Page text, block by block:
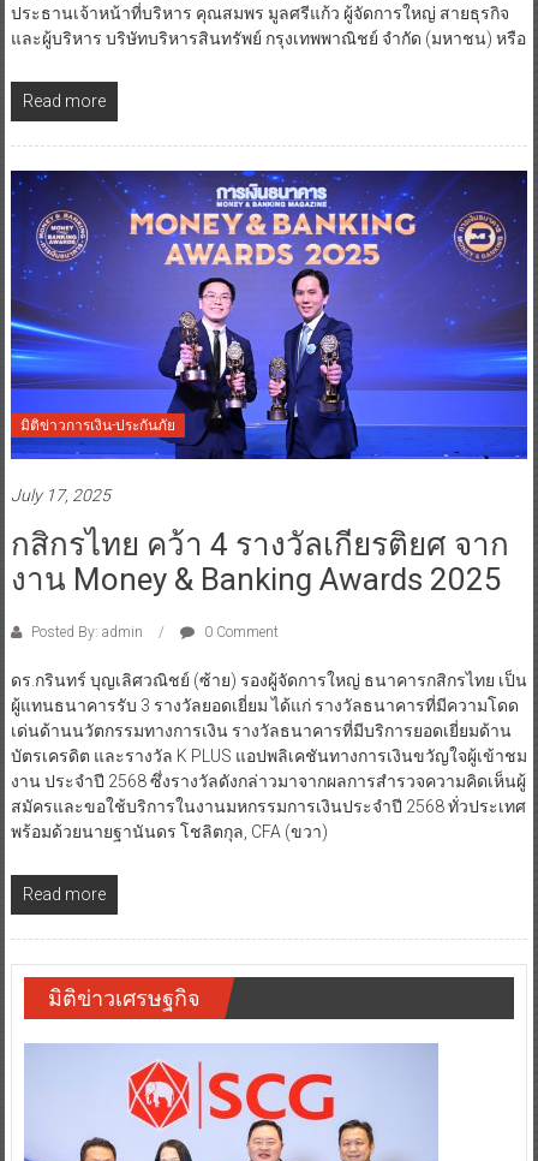
ประธานเจ้าหน้าที่บริหาร คุณสมพร มูลศรีแก้ว ผู้จัดการใหญ่ สายธุรกิจ
และผู้บริหาร บริษัทบริหารสินทรัพย์ กรุงเทพพาณิชย์ จำกัด (มหาชน) หรือ
Read more
มิติข่าวการเงิน-ประกันภัย
July 17, 2025
กสิกรไทย คว้า 4 รางวัลเกียรติยศ จาก
งาน Money & Banking Awards 2025
Posted By: admin 0 Comment
​ดร.กรินทร์ บุญเลิศวณิชย์ (ซ้าย) รองผู้จัดการใหญ่ ธนาคารกสิกรไทย เป็น
ผู้แทนธนาคารรับ 3 รางวัลยอดเยี่ยม ได้แก่ รางวัลธนาคารที่มีความโดด
เด่นด้านนวัตกรรมทางการเงิน รางวัลธนาคารที่มีบริการยอดเยี่ยมด้าน
บัตรเครดิต และรางวัล K PLUS แอปพลิเคชันทางการเงินขวัญใจผู้เข้าชม
งาน ประจำปี 2568 ซึ่งรางวัลดังกล่าวมาจากผลการสำรวจความคิดเห็นผู้
สมัครและขอใช้บริการในงานมหกรรมการเงินประจำปี 2568 ทั่วประเทศ
พร้อมด้วยนายฐานันดร โชลิตกุล, CFA (ขวา)
Read more
มิติข่าวเศรษฐกิจ